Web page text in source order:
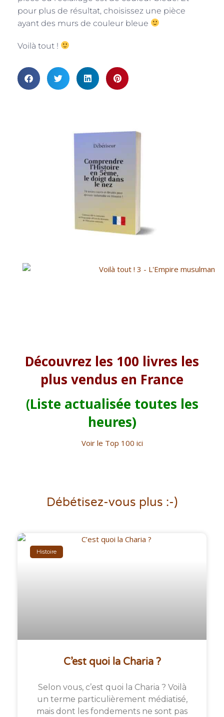
pour plus de résultat, choisissez une pièce
ayant des murs de couleur bleue
Voilà tout !
Découvrez les 100 livres les
plus vendus en France
(Liste actualisée toutes les
heures)
Voir le Top 100 ici
Débétisez-vous plus :-)
Histoire
C’est quoi la Charia ?
Selon vous, c’est quoi la Charia ? Voilà
un terme particulièrement médiatisé,
mais dont les fondements ne sont pas